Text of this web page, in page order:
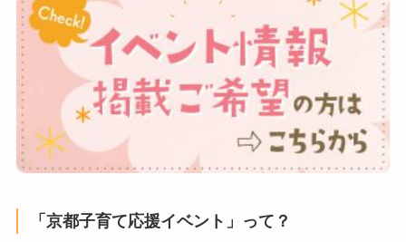
「京都子育て応援イベント」って？